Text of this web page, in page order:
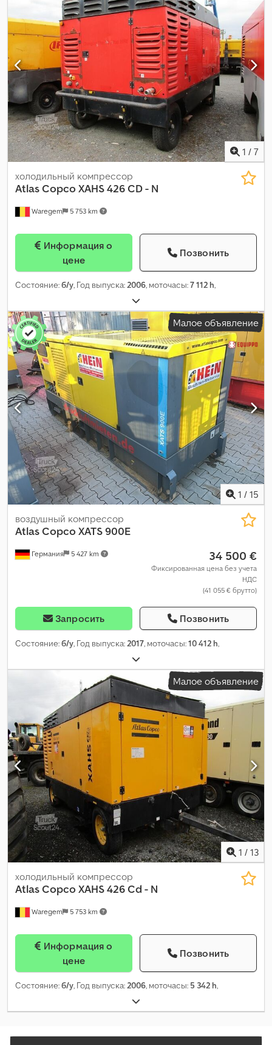
1 / 7
Waregem 5 753 km
холодильный компрессор
Atlas CopcoXAHS 426 CD - N
цене
Позвонить
Состояние:б/у, Год выпуска:2006, моточасы:7 112 h,
Малое объявление
1 / 15
Германия 5 427 km
воздушный компрессор
Atlas CopcoXATS 900E
34 500 €
Фиксированная цена без учета
НДС
(41 055 € брутто)
Запросить Позвонить
Состояние:б/у, Год выпуска:2017, моточасы:10 412 h,
Малое объявление
1 / 13
Waregem 5 753 km
холодильный компрессор
Atlas CopcoXAHS 426 Cd - N
цене
Позвонить
Состояние:б/у, Год выпуска:2006, моточасы: 5 342 h,